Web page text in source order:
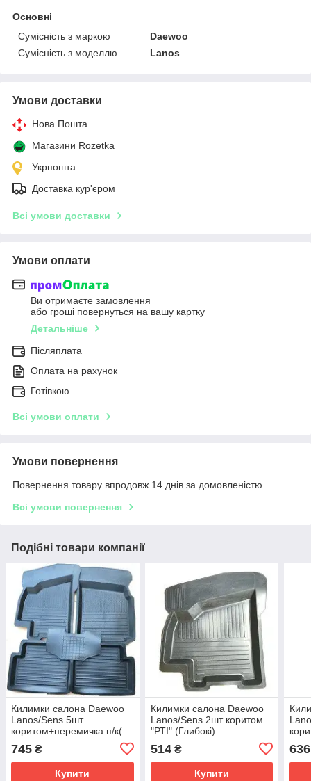
Основні
Сумісність з маркою
Daewoo
Сумісність з моделлю
Lanos
Умови доставки
Нова Пошта
Магазини Rozetka
Укрпошта
Доставка кур'єром
Всі умови доставки
Умови оплати
Ви отримаєте замовлення
або гроші повернуться на вашу картку
Детальніше
Післяплата
Оплата на рахунок
Готівкою
Всі умови оплати
Умови повернення
Повернення товару впродовж 14 днів за домовленістю
Всі умови повернення
Подібні товари компанії
Килимки салона Daewoo
Lanos/Sens 5шт
коритом+перемичка п/к(
Глибокі,борт 4,5см) "РТІ"
745 ₴
Купити
Килимки салона Daewoo
Lanos/Sens 2шт коритом
"РТІ" (Глибокі)
514₴
Купити
636